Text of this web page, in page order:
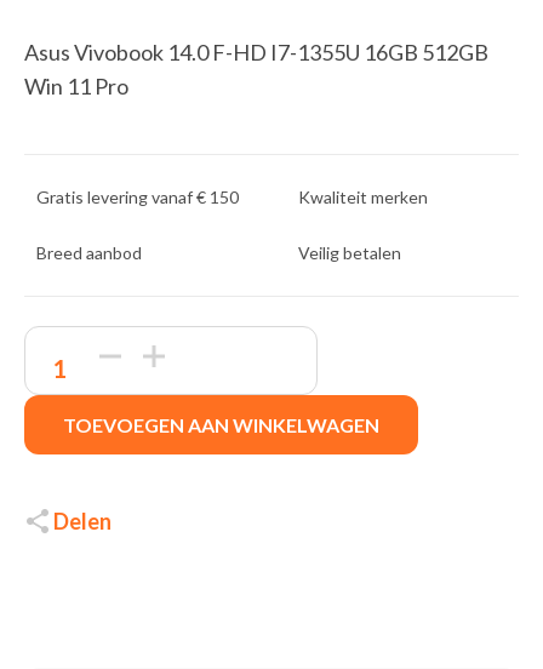
Asus Vivobook 14.0 F-HD I7-1355U 16GB 512GB
Win 11 Pro
Gratis levering vanaf € 150 Kwaliteit merken
Breed aanbod Veilig betalen
Vivobook
X1404VA
14''
Full
|
TOEVOEGEN AAN WINKELWAGEN
Delen